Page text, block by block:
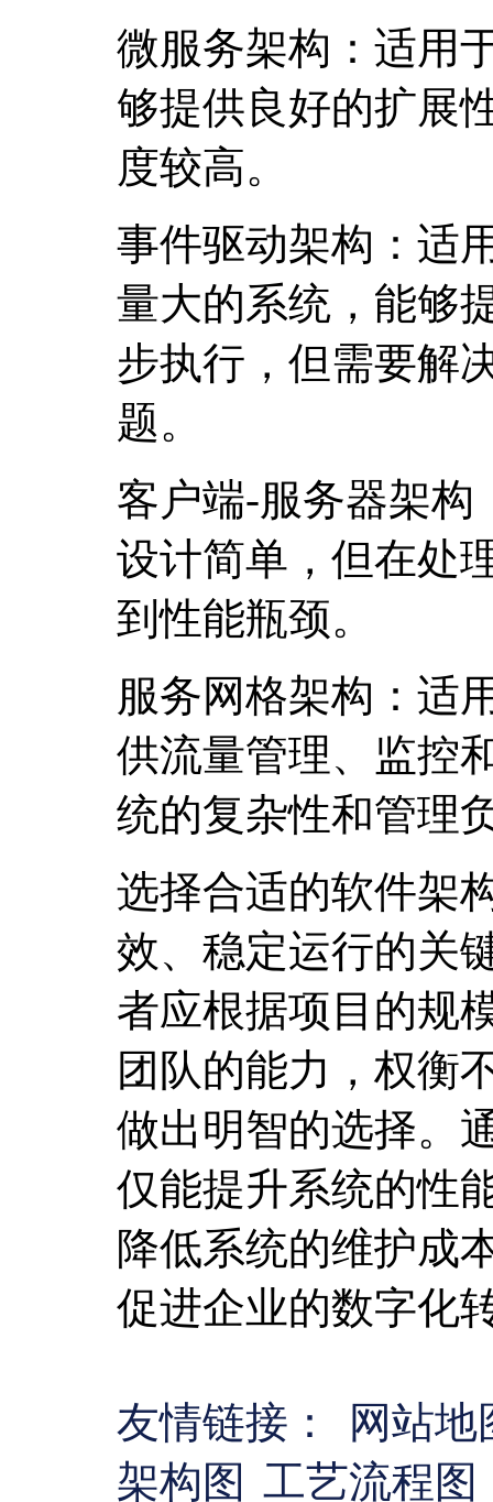
微服务架构：适用
够提供良好的扩展
度较高。
事件驱动架构：适
量大的系统，能够
步执行，但需要解
题。
客户端-服务器架构
设计简单，但在处
到性能瓶颈。
服务网格架构：适
供流量管理、监控
统的复杂性和管理
选择合适的软件架
效、稳定运行的关
者应根据项目的规
团队的能力，权衡
做出明智的选择。
仅能提升系统的性
降低系统的维护成
促进企业的数字化
友情链接：
网站
架构图 工艺流程图